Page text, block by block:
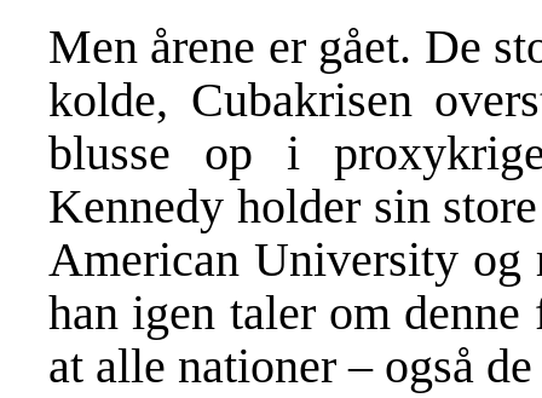
Men årene er gået. De
kolde, Cubakrisen
blusse op i
Kennedy holder sin
American University
han igen taler om
at alle nationer – også